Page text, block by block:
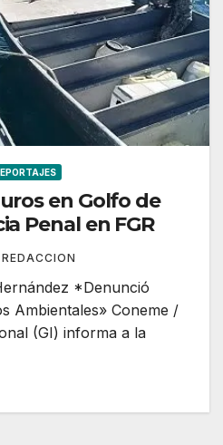
en Golfo de
Penal en FGR
REDACCION
*Denunció
Ambientales» Coneme /
(GI) informa a la